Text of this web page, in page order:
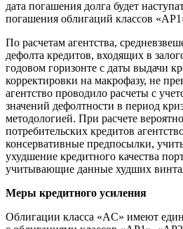
дата погашения долга будет
погашения облигаций классов
По расчетам агентства,
дефолта кредитов, входящих в
годовом горизонте с даты выдачи
корректировки на макрофазу, не
агентство проводило расчеты с
значений дефолтности в период
методологией. При расчете
потребительских кредитов
консервативные предпосылки,
ухудшение кредитного качества
учитывающие данные худших
Меры кредитного усиления
Облигации класса «AС» имеют